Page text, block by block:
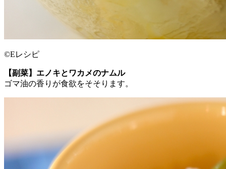
©Eレシピ
【副菜】エノキとワカメのナムル
ゴマ油の香りが食欲をそそります。